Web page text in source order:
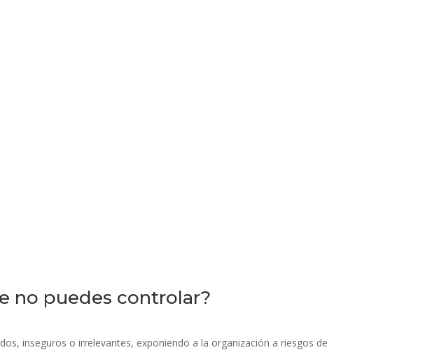
no puedes controlar?
inseguros o irrelevantes, exponiendo a la organización a riesgos de